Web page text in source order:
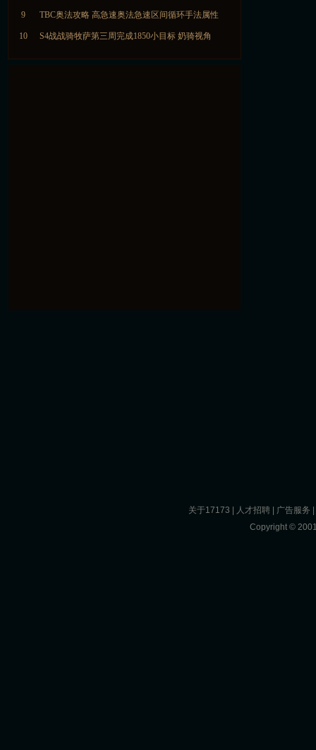
9 TBC奥法攻略 高急速奥法急速区间循环手法属性
10 S4战战骑牧萨第三周完成1850小目标 奶骑视角
关于17173 人才招聘 广告服务
Copyright ©